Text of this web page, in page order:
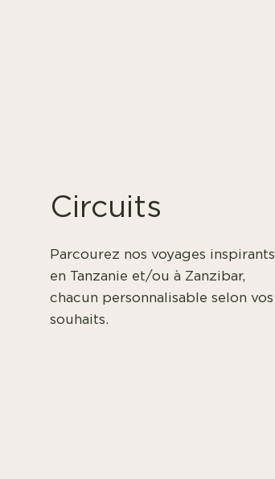
Circuits
Parcourez nos voyages inspirants
en Tanzanie et/ou à Zanzibar,
chacun personnalisable selon vos
souhaits.
7 jours | Circuit complet du
Nord
Rejoignez-nous pour cette